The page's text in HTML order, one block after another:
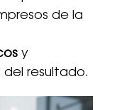
de la
y
resultado.